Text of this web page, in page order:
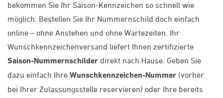
bekommen Sie Ihr Saison-Kennzeichen so schnell wie
möglich. Bestellen Sie Ihr Nummernschild doch einfach
online – ohne Anstehen und ohne Wartezeiten. Ihr
Wunschkennzeichenversand liefert Ihnen zertifizierte
Saison-Nummernschilder direkt nach Hause. Geben Sie
dazu einfach Ihre Wunschkennzeichen-Nummer (vorher
bei Ihrer Zulassungsstelle reservieren) oder Ihre bereits